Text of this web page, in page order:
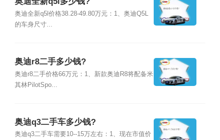
奥迪全新q5l价格38.28-49.80万元：1、奥迪Q5L
的车身尺寸...
奥迪r8二手多少钱?
奥迪r8二手价格66万元：1、新款奥迪R8将配备米
其林PilotSpo...
奥迪q3二手车多少钱?
奥迪q3二手车需要10--15万左右：1、现在市值价